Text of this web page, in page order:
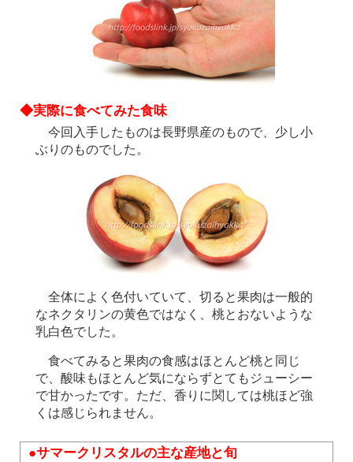
◆実際に食べてみた食味
今回入手したものは長野県産のもので、少し小
ぶりのものでした。
全体によく色付いていて、切ると果肉は一般的
なネクタリンの黄色ではなく、桃とおないような
乳白色でした。
食べてみると果肉の食感はほとんど桃と同じ
で、酸味もほとんど気にならずとてもジューシー
で甘かったです。ただ、香りに関しては桃ほど強
くは感じられません。
●サマークリスタルの主な産地と旬